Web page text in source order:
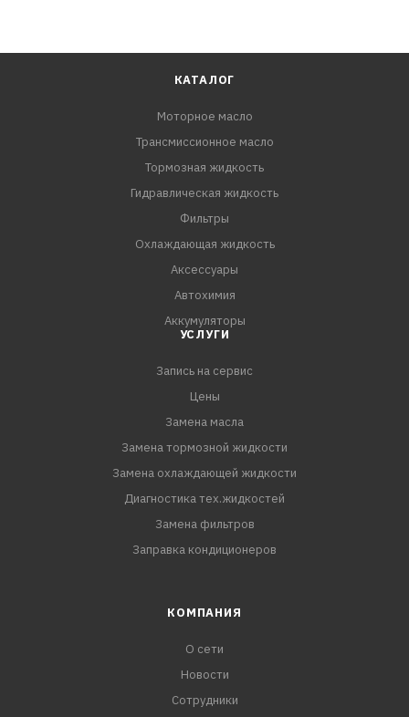
КАТАЛОГ
Моторное масло
Трансмиссионное масло
Тормозная жидкость
Гидравлическая жидкость
Фильтры
Охлаждающая жидкость
Аксессуары
Автохимия
Аккумуляторы
УСЛУГИ
Запись на сервис
Цены
Замена масла
Замена тормозной жидкости
Замена охлаждающей жидкости
Диагностика тех.жидкостей
Замена фильтров
Заправка кондиционеров
КОМПАНИЯ
О сети
Новости
Сотрудники